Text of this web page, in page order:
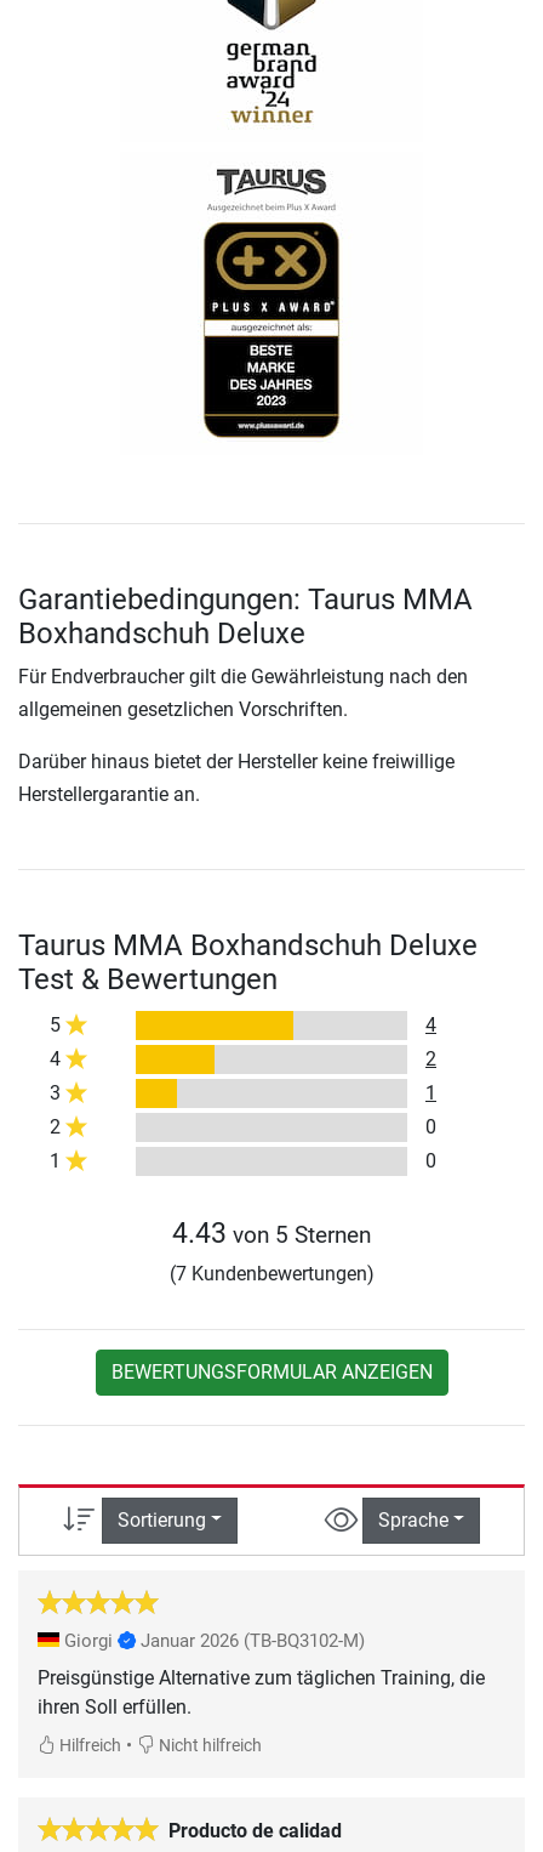
Garantiebedingungen: Taurus MMA
Boxhandschuh Deluxe
Für Endverbraucher gilt die Gewährleistung nach den
allgemeinen gesetzlichen Vorschriften.
Darüber hinaus bietet der Hersteller keine freiwillige
Herstellergarantie an.
Taurus MMA Boxhandschuh Deluxe
Test & Bewertungen
5
4
4
2
3
1
2
0
1
0
4.43 von 5 Sternen
(7 Kundenbewertungen)
BEWERTUNGSFORMULAR ANZEIGEN
Sortierung Sprache
Giorgi Januar 2026 (TB-BQ3102-M)
Preisgünstige Alternative zum täglichen Training, die
ihren Soll erfüllen.
Hilfreich • Nicht hilfreich
Producto de calidad